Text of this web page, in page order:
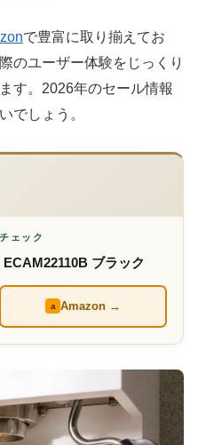
で豊富に取り揃えてお
のユーザー体験をじっくり
す。2026年のセール情報
でしょう。
ェック
ブラック
a Amazon →